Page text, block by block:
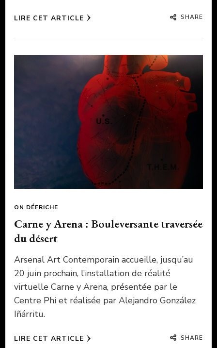
LIRE CET ARTICLE SHARE
ON DÉFRICHE
Carne y Arena : Bouleversante traversée
du désert
Arsenal Art Contemporain accueille, jusqu’au
20 juin prochain, l’installation de réalité
virtuelle Carne y Arena, présentée par le
Centre Phi et réalisée par Alejandro González
Iñárritu.
LIRE CET ARTICLE SHARE